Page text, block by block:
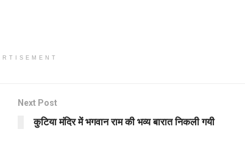
Next Post
कुटिया मंदिर में भगवान राम की भव्य बारात निकली गयी